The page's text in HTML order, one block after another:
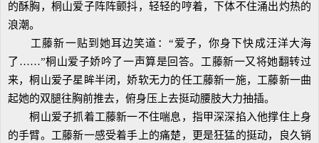
的酥胸，桐山爱子阵阵颤抖，轻轻的哼着，下体不住涌出灼热的
浪潮。
工藤新一贴到她耳边笑道：“爱子，你身下快成汪洋大海
了……”桐山爱子娇吟了一声算是回答。工藤新一又将她翻转过
来，桐山爱子星眸半闭，娇软无力的任工藤新一施，工藤新一曲
起她的双腿往胸前推去，俯身压上去挺动腰肢大力抽插。
桐山爱子抓着工藤新一不住喘息，指甲深深掐入他撑住上身
的手臂。工藤新一感受着手上的痛楚，更是狂猛的挺动，良久销